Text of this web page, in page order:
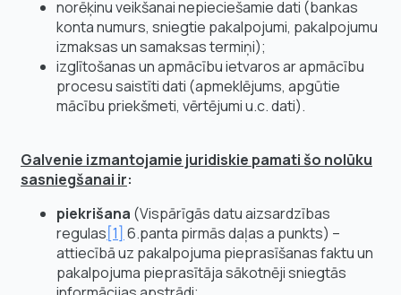
norēķinu veikšanai nepieciešamie dati (bankas
konta numurs, sniegtie pakalpojumi, pakalpojumu
izmaksas un samaksas termiņi);
izglītošanas un apmācību ietvaros ar apmācību
procesu saistīti dati (apmeklējums, apgūtie
mācību priekšmeti, vērtējumi u.c. dati).
Galvenie izmantojamie juridiskie pamati šo nolūku
sasniegšanai ir:
piekrišana (Vispārīgās datu aizsardzības
regulas[1] 6.panta pirmās daļas a punkts) –
attiecībā uz pakalpojuma pieprasīšanas faktu un
pakalpojuma pieprasītāja sākotnēji sniegtās